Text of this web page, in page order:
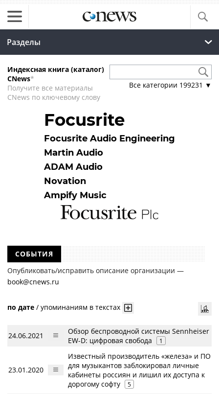
Разделы
Индексная книга (каталог)
CNews*
Получите все материалы
CNews по ключевому слову
Все категории 199231 ▼
Focusrite
Focusrite Audio Engineering
Martin Audio
ADAM Audio
Novation
Ampify Music
СОБЫТИЯ
Опубликовать/исправить описание организации —
book@cnews.ru
по дате / упоминаниям в текстах
24.06.2021
Обзор беспроводной системы Sennheiser
EW-D: цифровая свобода
1
23.01.2020
Известный производитель «железа» и ПО
для музыкантов заблокировал личные
кабинеты россиян и лишил их доступа к
дорогому софту
5